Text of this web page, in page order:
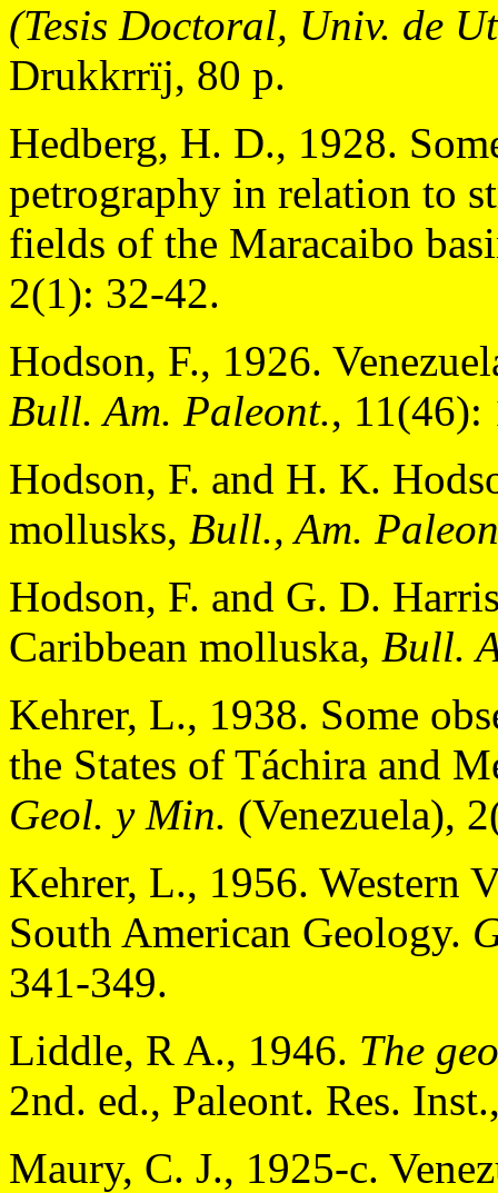
(Tesis Doctoral, Univ. de
Drukkrrïj, 80 p.
Hedberg, H. D., 1928.
petrography in relation to
fields of the Maracaibo
2(1): 32-42.
Hodson, F., 1926.
Bull. Am. Paleont., 11(46):
Hodson, F. and H. K.
mollusks, Bull., Am.
Hodson, F. and G. D.
Caribbean molluska, Bull.
Kehrer, L., 1938. Some
the States of Táchira and
Geol. y Min. (Venezuela),
Kehrer, L., 1956. Western
South American Geology.
341-349.
Liddle, R A., 1946. The
2nd. ed., Paleont. Res.
Maury, C. J., 1925-c.